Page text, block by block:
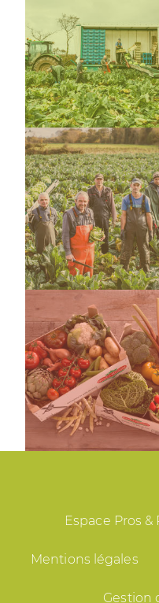
Espace Pros &
Mentions légales
Gestion